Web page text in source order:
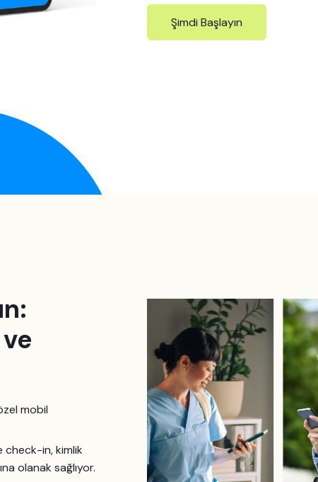
Şimdi Başlayın
mobil
check-in, kimlik
olanak sağlıyor.